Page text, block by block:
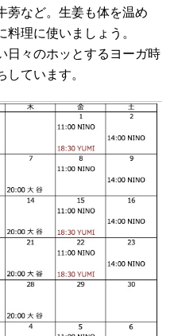
蒡など。生姜も体を温め
理に使いましょう。
日々のホッとするヨーガ時
ています。